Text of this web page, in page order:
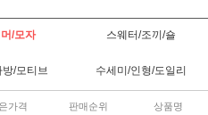
/모자 스웨터/조끼/숄
/모티브 수세미/인형/도일리
가격 판매순위 상품명